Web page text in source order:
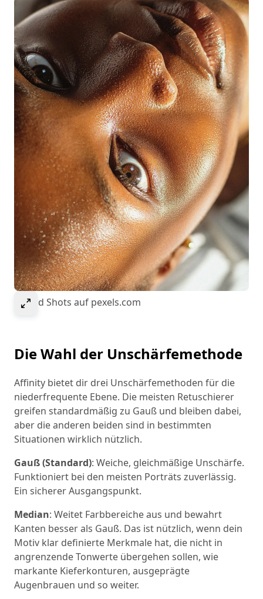
Select to expand image
© Kold Shots auf pexels.com
Die Wahl der Unschärfemethode
Affinity bietet dir drei Unschärfemethoden für die
niederfrequente Ebene. Die meisten Retuschierer
greifen standardmäßig zu Gauß und bleiben dabei,
aber die anderen beiden sind in bestimmten
Situationen wirklich nützlich.
Gauß (Standard): Weiche, gleichmäßige Unschärfe.
Funktioniert bei den meisten Porträts zuverlässig.
Ein sicherer Ausgangspunkt.
Median: Weitet Farbbereiche aus und bewahrt
Kanten besser als Gauß. Das ist nützlich, wenn dein
Motiv klar definierte Merkmale hat, die nicht in
angrenzende Tonwerte übergehen sollen, wie
markante Kieferkonturen, ausgeprägte
Augenbrauen und so weiter.